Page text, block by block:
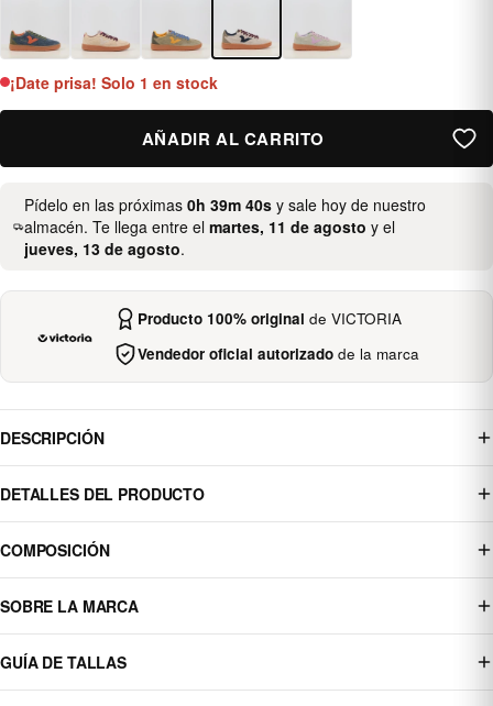
¡Date prisa! Solo 1 en stock
AÑADIR AL CARRITO
Pídelo en las próximas 0h 39m 40sy sale hoy de nuestro
almacén. Te llega entre el martes, 11 de agosto y el
jueves, 13 de agosto.
Producto 100% original de VICTORIA
Vendedor oficial autorizadode la marca
DESCRIPCIÓN
DETALLES DEL PRODUCTO
COMPOSICIÓN
SOBRE LA MARCA
GUÍA DE TALLAS